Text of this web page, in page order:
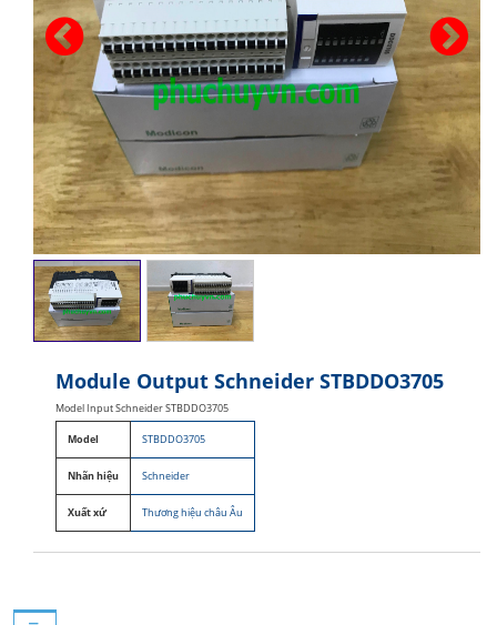
Module Output Schneider STBDDO3705
Model Input Schneider STBDDO3705
Model STBDDO3705
Nhãn hiệu Schneider
Xuất xứ Thương hiệu châu Âu